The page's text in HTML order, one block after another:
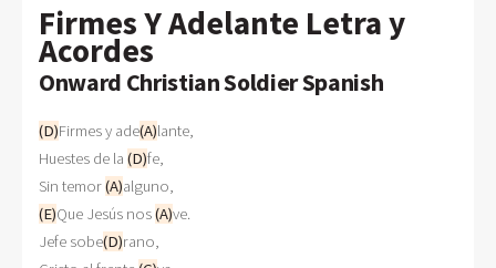
Firmes Y Adelante Letra y
Acordes
Onward Christian Soldier Spanish
(D)Firmes y ade(A)lante,
Huestes de la (D)fe,
Sin temor (A)
(E)Que Jesús nos (A)ve.
Jefe sobe(D)rano,